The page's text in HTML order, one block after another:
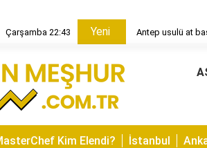
Çarşamba 22:43 Yeni Antep usulü at
Kim Elendi? İstanbul